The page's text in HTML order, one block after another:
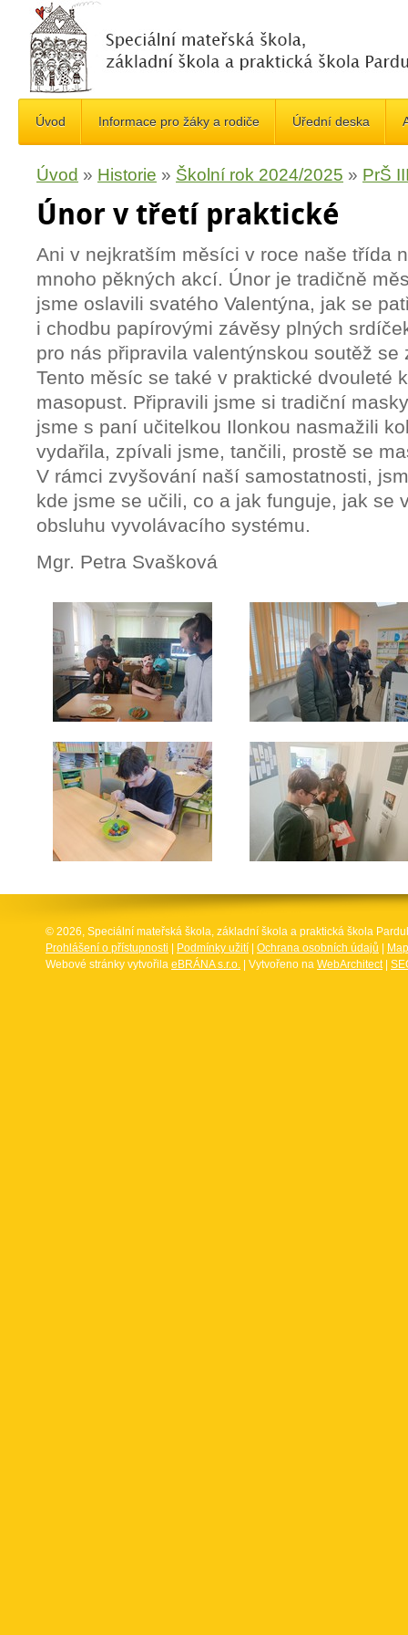
Úvod Informace pro žáky a rodiče Úřední deska
Úvod » Historie » Školní rok 2024/2025 » PrŠ
Únor v třetí praktické
Ani v nejkratším měsíci v roce naše třída
mnoho pěkných akcí. Únor je tradičně
jsme oslavili svatého Valentýna, jak se
i chodbu papírovými závěsy plných
pro nás připravila valentýnskou soutěž se
Tento měsíc se také v praktické dvouleté
masopust. Připravili jsme si tradiční
jsme s paní učitelkou Ilonkou nasmažili
vydařila, zpívali jsme, tančili, prostě se
V rámci zvyšování naší samostatnosti,
kde jsme se učili, co a jak funguje, jak se
obsluhu vyvolávacího systému.
Mgr. Petra Svašková
© 2026, Speciální mateřská škola, základní škola a praktická škola
Prohlášení o přístupnosti
Podmínky užití Ochrana osobních údajů
Webové stránky vytvořila eBRÁNA s.r.o. | Vytvořeno na WebArchitect|